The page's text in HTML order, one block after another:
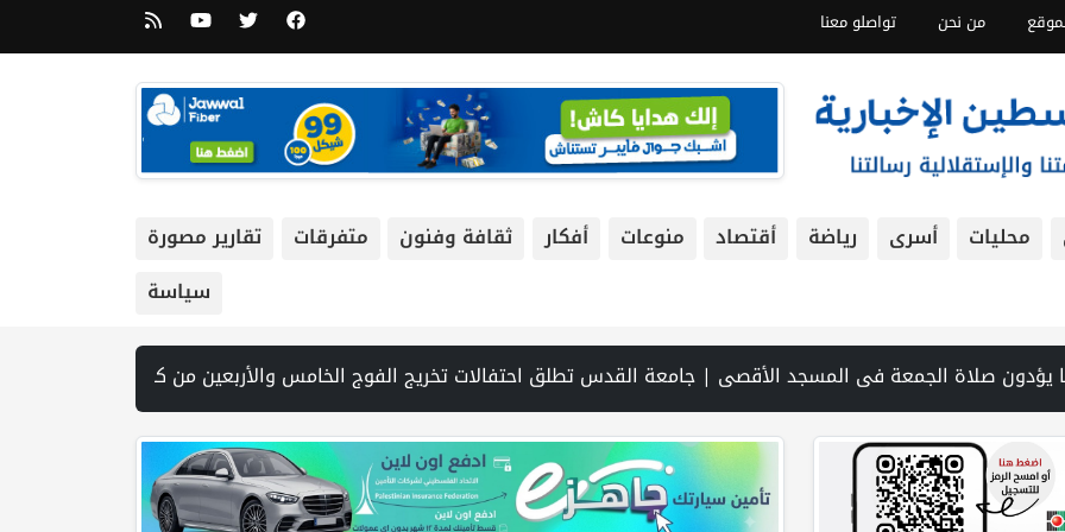
من نحن تواصلو معنا
محليات أسرى رياضة أقتصاد منوعات أفكار ثقافة وفنون متفرقات
تقارير مصورة
سياسة